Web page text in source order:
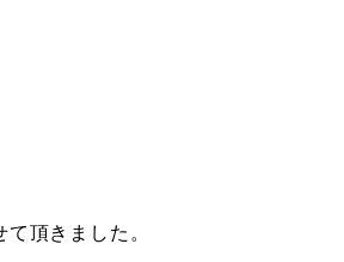
頂きました。